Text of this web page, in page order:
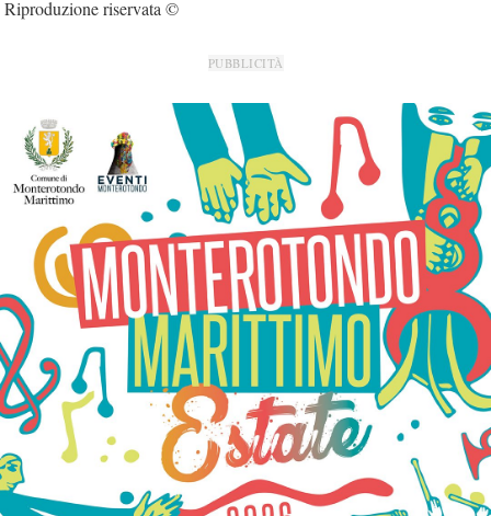
Riproduzione riservata ©
PUBBLICITÀ